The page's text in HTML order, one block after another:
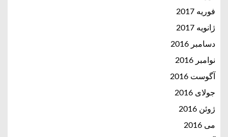
فوریه 2017
ژانویه 2017
دسامبر 2016
نوامبر 2016
آگوست 2016
جولای 2016
ژوئن 2016
می 2016